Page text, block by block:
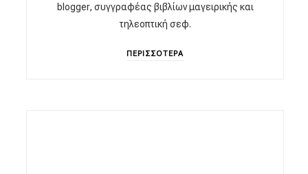
blogger, συγγραφέας βιβλίων μαγειρικής και
τηλεοπτική σεφ.
ΠΕΡΙΣΣΟΤΕΡΑ